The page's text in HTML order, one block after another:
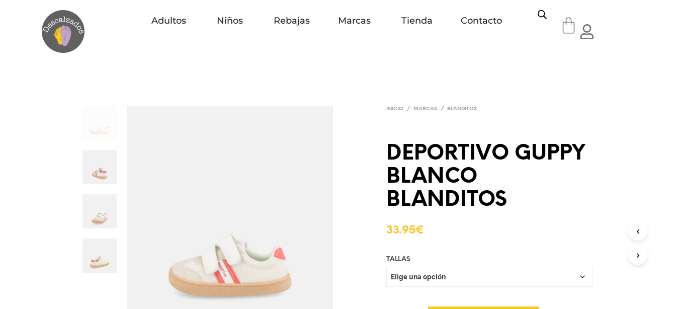
Adultos Niños Rebajas Marcas Tienda Contacto
INICIO / MARCAS / BLANDITOS
DEPORTIVO GUPPY
BLANCO
BLANDITOS
33.95€
TALLAS